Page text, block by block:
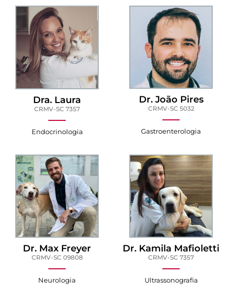
Dra. Laura
CRMV-SC 7357
Endocrinologia
Dr. João Pires
CRMV-SC 5032
Gastroenterologia
Dr. Max Freyer
CRMV-SC 09808
Neurologia
Dr. Kamila Mafioletti
CRMV-SC 7357
Ultrassonografia